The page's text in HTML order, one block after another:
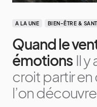
A LA UNE BIEN-ÊTRE &
Quand le
émotions Il y
croit partir
l’on